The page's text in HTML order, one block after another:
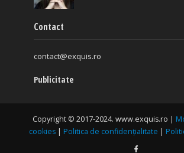
Contact
contact@exquis.ro
Publicitate
Copyright © 2017-2024. www.exquis.ro |
cookies | Politica de confidențialitate |